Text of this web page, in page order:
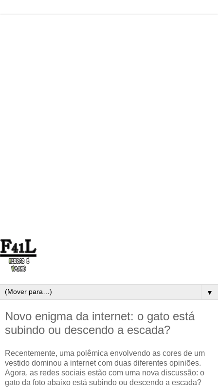
▼
Novo enigma da internet: o gato está
subindo ou descendo a escada?
Recentemente, uma polêmica envolvendo as cores de um
vestido dominou a internet com duas diferentes opiniões.
Agora, as redes sociais estão com uma nova discussão: o
gato da foto abaixo está subindo ou descendo a escada?